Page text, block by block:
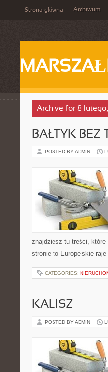
Strona główna Archiwum
Archive for 8
BAŁTYK BEZ
POSTED BY ADMIN
znajdziesz tu treści, które
stronie to Europejskie
CATEGORIES:
KALISZ
POSTED BY ADMIN